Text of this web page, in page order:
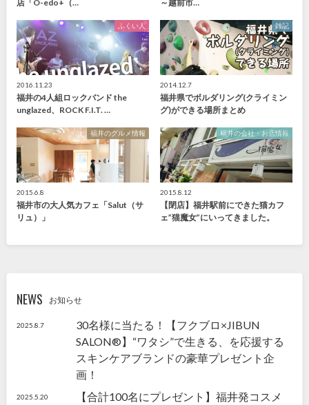
店「O-edo+（…
～越前市…
ふくい人
2016.11.23
福井の4人組ロックバンド the
unglazed、ROCK F.I.T. …
雑記
2014.12.7
福井県でボルダリング(クライミン
グ)ができる場所まとめ
福井のグルメ情報
2015.6.8
福井市の大人気カフェ「Salut（サ
リュ）」
福井の会社・お店情報
2015.8.12
【閉店】福井駅前にできた猫カフ
ェ”猫魔女”にいってきました。
NEWS お知らせ
2025.8.7
30名様に当たる！【フクブロ×JIBUN
SALON®】“ワタシ”で生きる、を応援する
スキンケアブランドの豪華プレゼント企
画！
2025.5.20
【合計100名にプレゼント】福井発コスメ